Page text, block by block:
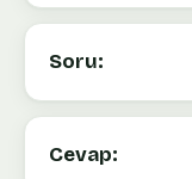
Soru:
Cevap: